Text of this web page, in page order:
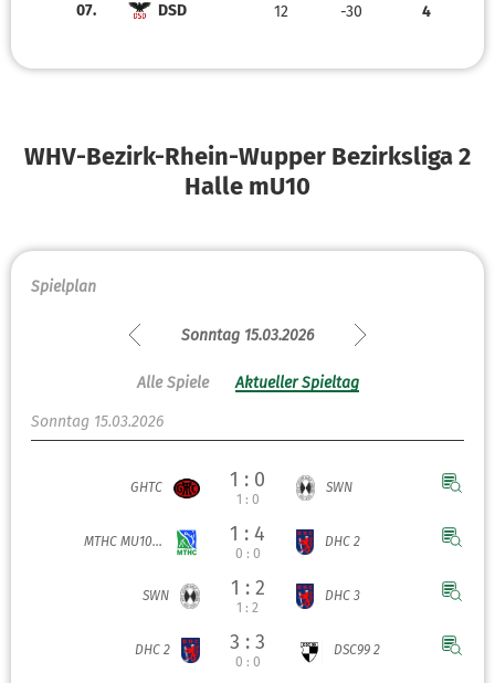
07.
DSD 12 -30 4
WHV-Bezirk-Rhein-Wupper Bezirksliga 2
Halle mU10
Spielplan
Sonntag 15.03.2026
Alle Spiele Aktueller Spieltag
Sonntag 15.03.2026
GHTC 1 : 0
1 : 0
SWN
MTHC MU10... 1 : 4
0 : 0
DHC 2
SWN 1 : 2
1 : 2
DHC 3
DHC 2 3 : 3
0 : 0
DSC99 2